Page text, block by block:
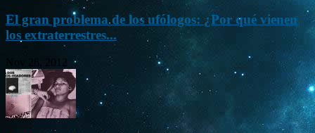
El gran problema de los ufólogos: ¿Por qué vienen
los extraterrestres...
Nov 26, 2012